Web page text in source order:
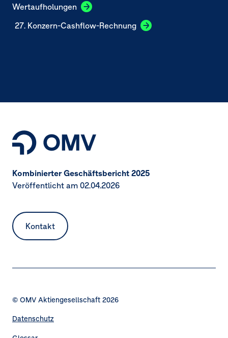
Wertaufholungen
27. Konzern-Cashflow-Rechnung
Kombinierter Geschäftsbericht 2025
Veröffentlicht am 02.04.2026
Kontakt
© OMV Aktiengesellschaft 2026
Fußzeilennavigation
Datenschutz